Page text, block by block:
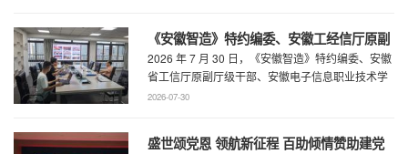
《安徽智造》特约编委、安徽工经信厅原副
厅级干部、安徽电子信息职业技术学院原党
委书记石象斌莅临百助考察交流
2026 年 7 月 30 日，《安徽智造》特约编委、安徽
省工信厅原副厅级干部、安徽电子信息职业技术学
院原党委书记石象斌莅临百助考 ...
2026-07-30
盛世颂党恩 领航新征程 百助倾情赞助建党